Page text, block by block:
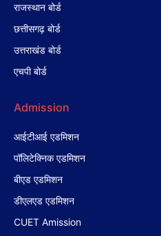
राजस्थान बोर्ड
छत्तीसगढ़ बोर्ड
उत्तराखंड बोर्ड
एचपी बोर्ड
Admission
आईटीआई एडमिशन
पॉलिटेक्निक एडमिशन
बीएड एडमिशन
डीएलएड एडमिशन
CUET Amission